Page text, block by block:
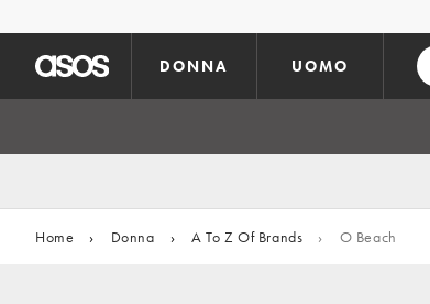
DONNA UOMO
Home › Donna › A To Z Of Brands › O Beach